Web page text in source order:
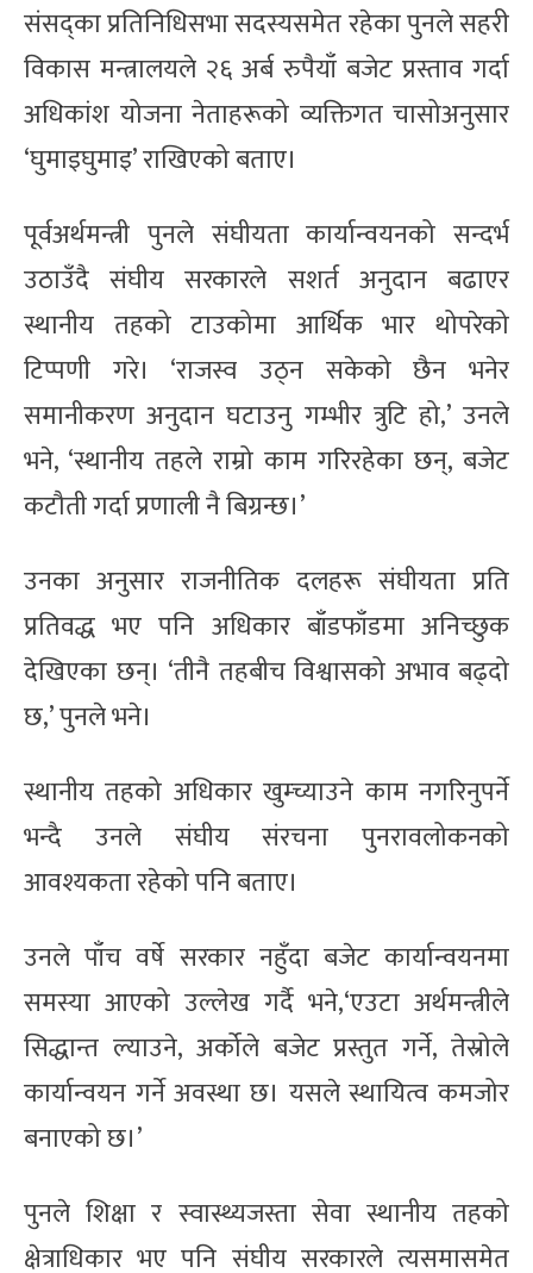
संसद्‍का प्रतिनिधिसभा सदस्यसमेत रहेका पुनले सहरी
विकास मन्त्रालयले २६ अर्ब रुपैयाँ बजेट प्रस्ताव गर्दा
अधिकांश योजना नेताहरूको व्यक्तिगत चासोअनुसार
‘घुमाइघुमाइ’ राखिएको बताए।
पूर्वअर्थमन्त्री पुनले संघीयता कार्यान्वयनको सन्दर्भ
उठाउँदै संघीय सरकारले सशर्त अनुदान बढाएर
स्थानीय तहको टाउकोमा आर्थिक भार थोपरेको
टिप्पणी गरे। ‘राजस्व उठ्न सकेको छैन भनेर
समानीकरण अनुदान घटाउनु गम्भीर त्रुटि हो,’ उनले
भने, ‘स्थानीय तहले राम्रो काम गरिरहेका छन्, बजेट
कटौती गर्दा प्रणाली नै बिग्रन्छ।’
उनका अनुसार राजनीतिक दलहरू संघीयता प्रति
प्रतिवद्ध भए पनि अधिकार बाँडफाँडमा अनिच्छुक
देखिएका छन्। ‘तीनै तहबीच विश्वासको अभाव बढ्दो
छ,’ पुनले भने।
स्थानीय तहको अधिकार खुम्च्याउने काम नगरिनुपर्ने
भन्दै उनले संघीय संरचना पुनरावलोकनको
आवश्यकता रहेको पनि बताए।
उनले पाँच वर्षे सरकार नहुँदा बजेट कार्यान्वयनमा
समस्या आएको उल्लेख गर्दै भने,‘एउटा अर्थमन्त्रीले
सिद्धान्त ल्याउने, अर्कोले बजेट प्रस्तुत गर्ने, तेस्रोले
कार्यान्वयन गर्ने अवस्था छ। यसले स्थायित्व कमजोर
बनाएको छ।’
पुनले शिक्षा र स्वास्थ्यजस्ता सेवा स्थानीय तहको
क्षेत्राधिकार भए पनि संघीय सरकारले त्यसमासमेत